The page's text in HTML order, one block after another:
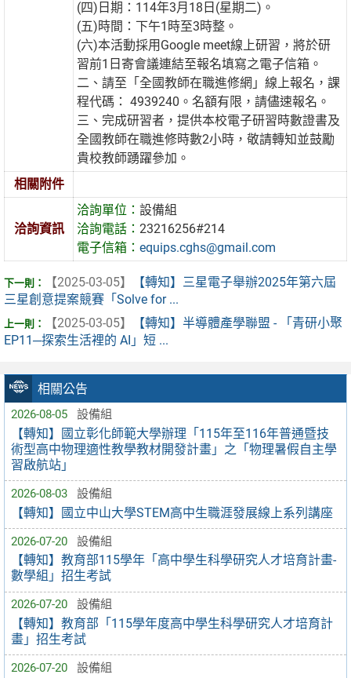
相關公告
2026-08-05 設備組
【轉知】國立彰化師範大學辦理「115年至116年普通暨技
術型高中物理適性教學教材開發計畫」之「物理暑假自主學
習啟航站」
2026-08-03 設備組
【轉知】國立中山大學STEM高中生職涯發展線上系列講座
2026-07-20 設備組
【轉知】教育部115學年「高中學生科學研究人才培育計畫-
數學組」招生考試
2026-07-20 設備組
【轉知】教育部「115學年度高中學生科學研究人才培育計
畫」招生考試
2026-07-20 設備組
(四)日期：114年3月18日(星期二)。
(五)時間：下午1時至3時整。
(六)本活動採用Google meet線上研習，將於研
習前1日寄會議連結至報名填寫之電子信箱。
二、請至「全國教師在職進修網」線上報名，課
程代碼： 4939240。名額有限，請儘速報名。
三、完成研習者，提供本校電子研習時數證書及
全國教師在職進修時數2小時，敬請轉知並鼓勵
貴校教師踴躍參加。
相關附件
洽詢資訊
洽詢單位：設備組
洽詢電話：23216256#214
電子信箱：equips.cghs@gmail.com
【2025-03-05】
【轉知】三星電子舉辦2025年第六屆
三星創意提案競賽「Solve for ...
【2025-03-05】
【轉知】半導體產學聯盟 - 「青研小聚
EP11─探索生活裡的 AI」短 ...